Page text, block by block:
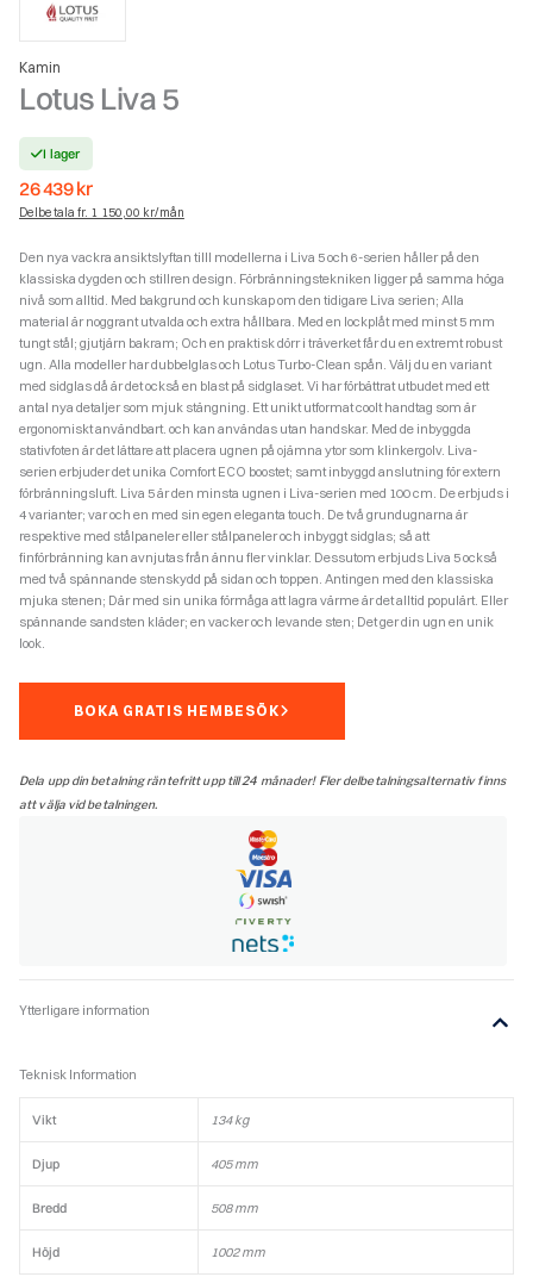
Kamin
Lotus Liva 5
I lager
26 439kr
Delbetala fr. 1 150,00 kr/mån
Den nya vackra ansiktslyftan tilll modellerna i Liva 5 och 6-serien håller på den
klassiska dygden och stillren design. Förbränningstekniken ligger på samma höga
nivå som alltid. Med bakgrund och kunskap om den tidigare Liva serien; Alla
material är noggrant utvalda och extra hållbara. Med en lockplåt med minst 5 mm
tungt stål; gjutjärn bakram; Och en praktisk dörr i träverket får du en extremt robust
ugn. Alla modeller har dubbelglas och Lotus Turbo-Clean spån. Välj du en variant
med sidglas då är det också en blast på sidglaset. Vi har förbättrat utbudet med ett
antal nya detaljer som mjuk stängning. Ett unikt utformat coolt handtag som är
ergonomiskt användbart. och kan användas utan handskar. Med de inbyggda
stativfoten är det lättare att placera ugnen på ojämna ytor som klinkergolv. Liva-
serien erbjuder det unika Comfort ECO boostet; samt inbyggd anslutning för extern
förbränningsluft. Liva 5 är den minsta ugnen i Liva-serien med 100 cm. De erbjuds i
4 varianter; var och en med sin egen eleganta touch. De två grundugnarna är
respektive med stålpaneler eller stålpaneler och inbyggt sidglas; så att
finförbränning kan avnjutas från ännu fler vinklar. Dessutom erbjuds Liva 5 också
med två spännande stenskydd på sidan och toppen. Antingen med den klassiska
mjuka stenen; Där med sin unika förmåga att lagra värme är det alltid populärt. Eller
spännande sandsten kläder; en vacker och levande sten; Det ger din ugn en unik
look.
BOKA GRATIS HEMBESÖK
Dela upp din betalning räntefritt upp till 24 månader! Fler delbetalningsalternativ finns
att välja vid betalningen.
Ytterligare information
Teknisk Information
Vikt 134 kg
Djup 405 mm
Bredd 508 mm
Höjd 1002 mm